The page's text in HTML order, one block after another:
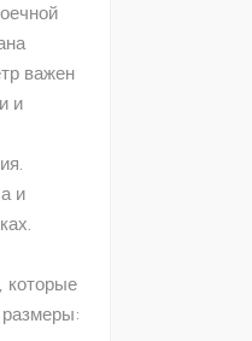
важен
и
и
которые